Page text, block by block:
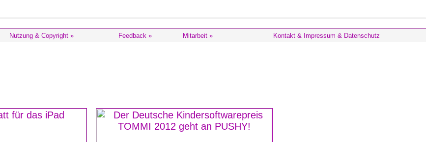
Nutzung & Copyright » Feedback » Mitarbeit » Kontakt & Impressum & Datenschutz